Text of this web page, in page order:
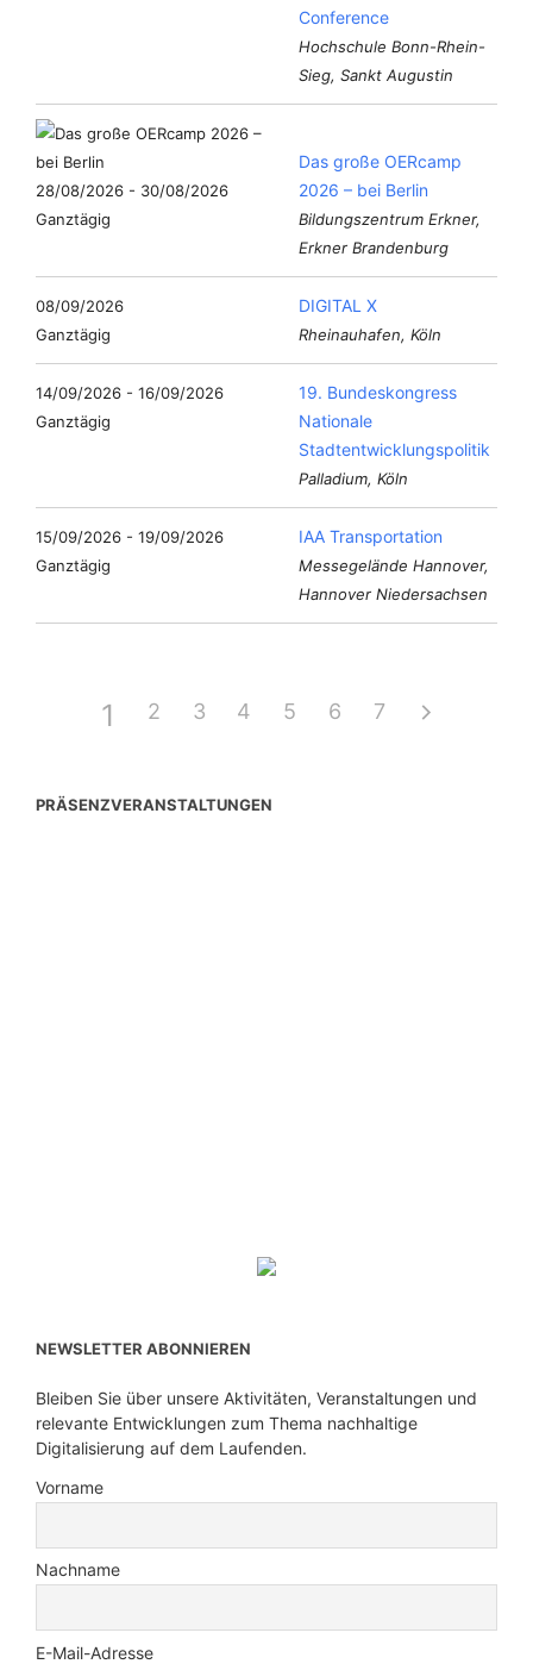
Conference
Hochschule Bonn-Rhein-
Sieg, Sankt Augustin
28/08/2026 - 30/08/2026
Ganztägig
Das große OERcamp
2026 – bei Berlin
Bildungszentrum Erkner,
Erkner Brandenburg
08/09/2026
Ganztägig
DIGITAL X
Rheinauhafen, Köln
14/09/2026 - 16/09/2026
Ganztägig
19. Bundeskongress
Nationale
Stadtentwicklungspolitik
Palladium, Köln
15/09/2026 - 19/09/2026
Ganztägig
IAA Transportation
Messegelände Hannover,
Hannover Niedersachsen
1 2 3 4 5 6 7
PRÄSENZVERANSTALTUNGEN
NEWSLETTER ABONNIEREN
Bleiben Sie über unsere Aktivitäten, Veranstaltungen und
relevante Entwicklungen zum Thema nachhaltige
Digitalisierung auf dem Laufenden.
Vorname
Nachname
E-Mail-Adresse